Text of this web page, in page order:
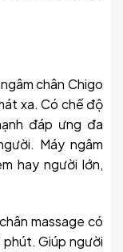
chân Chigo
xa. Có chế độ
đáp ưng đa
Máy ngâm
hay người lớn,
massage có
Giúp người